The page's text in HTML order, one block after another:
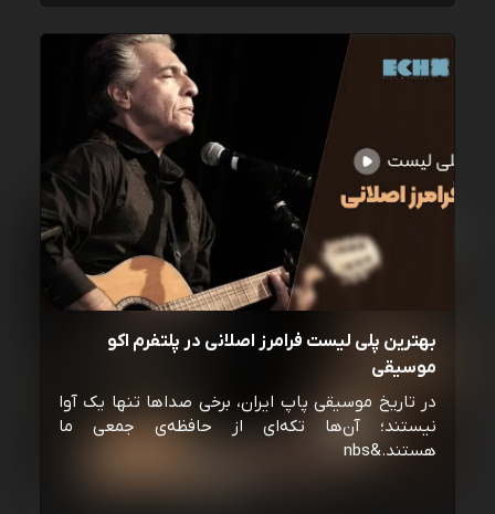
بهترین پلی لیست فرامرز اصلانی در پلتفرم اکو
موسیقی
در تاریخ موسیقی پاپ ایران، برخی صداها تنها یک آوا
نیستند؛ آن‌ها تکه‌ای از حافظه‌ی جمعی ما
هستند.&nbs